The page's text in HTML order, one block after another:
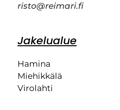
risto@reimari.fi
Jakelualue
Hamina
Miehikkälä
Virolahti